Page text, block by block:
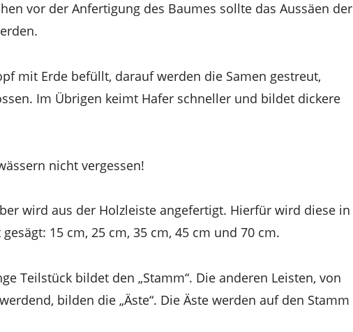
vor der Anfertigung des Baumes sollte das Aussäen der
mit Erde befüllt, darauf werden die Samen gestreut,
Im Übrigen keimt Hafer schneller und bildet dickere
nicht vergessen!
wird aus der Holzleiste angefertigt. Hierfür wird diese in
15 cm, 25 cm, 35 cm, 45 cm und 70 cm.
Teilstück bildet den „Stamm“. Die anderen Leisten, von
bilden die „Äste“. Die Äste werden auf den Stamm